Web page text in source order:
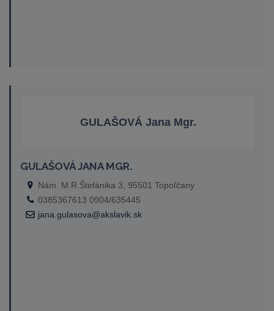
GULAŠOVÁ Jana Mgr.
GULAŠOVÁ JANA MGR.
Nám. M.R.Štefánika 3, 95501 Topoľčany
0385367613 0904/635445
jana.gulasova@akslavik.sk